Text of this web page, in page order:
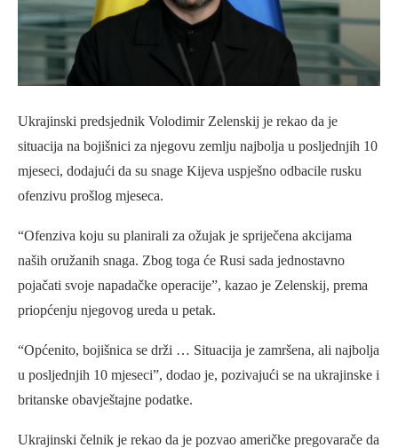
Ukrajinski predsjednik Volodimir Zelenskij je rekao da je
situacija na bojišnici za njegovu zemlju najbolja u posljednjih 10
mjeseci, dodajući da su snage Kijeva uspješno odbacile rusku
ofenzivu prošlog mjeseca.
“Ofenziva koju su planirali za ožujak je spriječena akcijama
naših oružanih snaga. Zbog toga će Rusi sada jednostavno
pojačati svoje napadačke operacije”, kazao je Zelenskij, prema
priopćenju njegovog ureda u petak.
“Općenito, bojišnica se drži … Situacija je zamršena, ali najbolja
u posljednjih 10 mjeseci”, dodao je, pozivajući se na ukrajinske i
britanske obavještajne podatke.
Ukrajinski čelnik je rekao da je pozvao američke pregovarače da